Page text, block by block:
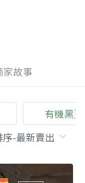
家故事
有機黑